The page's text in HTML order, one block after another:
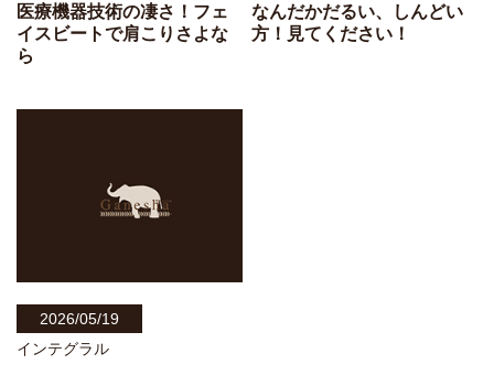
医療機器技術の凄さ！フェ
イスビートで肩こりさよな
ら
なんだかだるい、しんどい
方！見てください！
2026/05/19
インテグラル